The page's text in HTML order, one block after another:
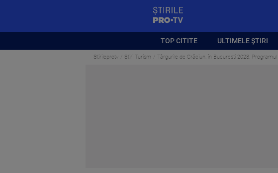
TOP CITITE ULTIMELE ȘTIRI
Stirileprotv Stiri Turism Târgurile de Crăciun, în București 2023.